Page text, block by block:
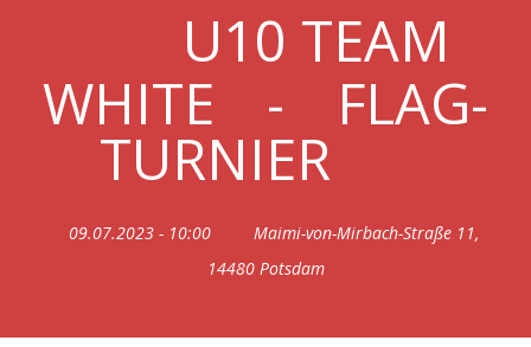
U10 TEAM
WHITE
- FLAG-
TURNIER
09.07.2023 - 10:00
Maimi-von-Mirbach-Straße 11,
14480 Potsdam